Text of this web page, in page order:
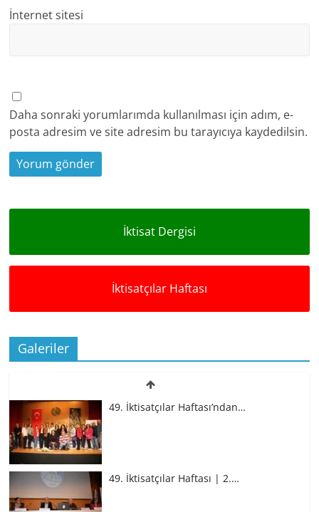
İnternet sitesi
Daha sonraki yorumlarımda kullanılması için adım, e-
posta adresim ve site adresim bu tarayıcıya kaydedilsin.
İktisat Dergisi
İktisatçılar Haftası
Galeriler
49. İktisatçılar Haftası’ndan…
49. İktisatçılar Haftası | 2.…